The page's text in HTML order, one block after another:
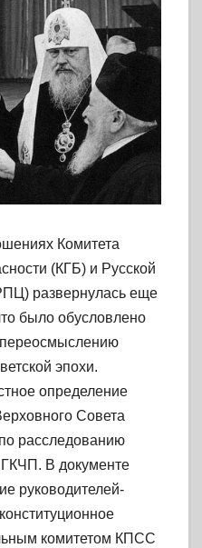
Комитета
(КГБ) и Русской
развернулась еще
было обусловлено
эпохи.
определение
Совета
расследованию
ГКЧП. В документе
руководителей-
комитетом КПСС